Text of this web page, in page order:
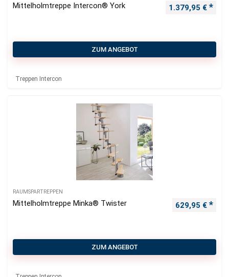
Mittelholmtreppe Intercon® York 1.379,95 €
ZUM ANGEBOT
Treppen Intercon
RAUMSPARTREPPEN
Mittelholmtreppe Minka® Twister 629,95 €
ZUM ANGEBOT